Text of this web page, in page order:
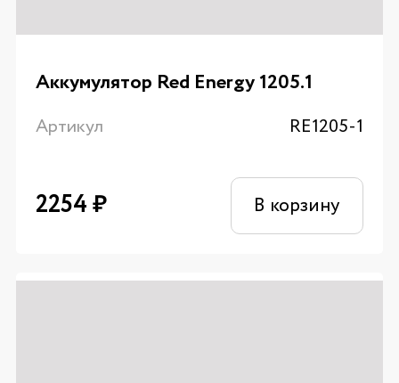
Аккумулятор Red Energy 1205.1
Артикул RE1205-1
2254₽ В корзину